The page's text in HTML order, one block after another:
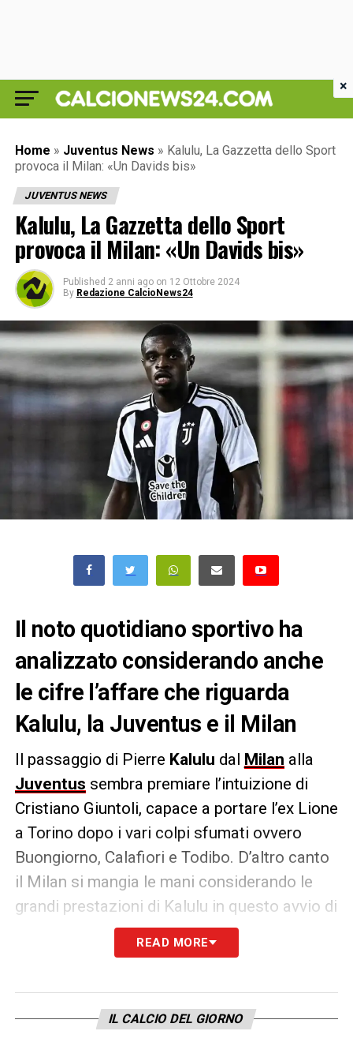
Home » Juventus News » Kalulu, La Gazzetta dello Sport
provoca il Milan: «Un Davids bis»
JUVENTUS NEWS
Kalulu, La Gazzetta dello Sport
provoca il Milan: «Un Davids bis»
Published 2 anni ago on 12 Ottobre 2024
By Redazione CalcioNews24
Il noto quotidiano sportivo ha
analizzato considerando anche
le cifre l’affare che riguarda
Kalulu, la Juventus e il Milan
Il passaggio di Pierre Kalulu dal Milan alla
Juventus sembra premiare l’intuizione di
Cristiano Giuntoli, capace a portare l’ex Lione
a Torino dopo i vari colpi sfumati ovvero
Buongiorno, Calafiori e Todibo. D’altro canto
il Milan si mangia le mani considerando le
grandi prestazioni di Kalulu in questo avvio di
staiogne. A parlarne èLa Gazzetta dello
KALULU JUVE– «Un po’ l’arrivo in prestito
dopo una stagione travagliata con il Milan. E
READ MORE
IL CALCIO DEL GIORNO
×